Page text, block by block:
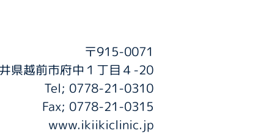
〒915-0071
県越前市府中１丁目４-20
Tel; 0778-21-0310
Fax; 0778-21-0315
www.ikiikiclinic.jp